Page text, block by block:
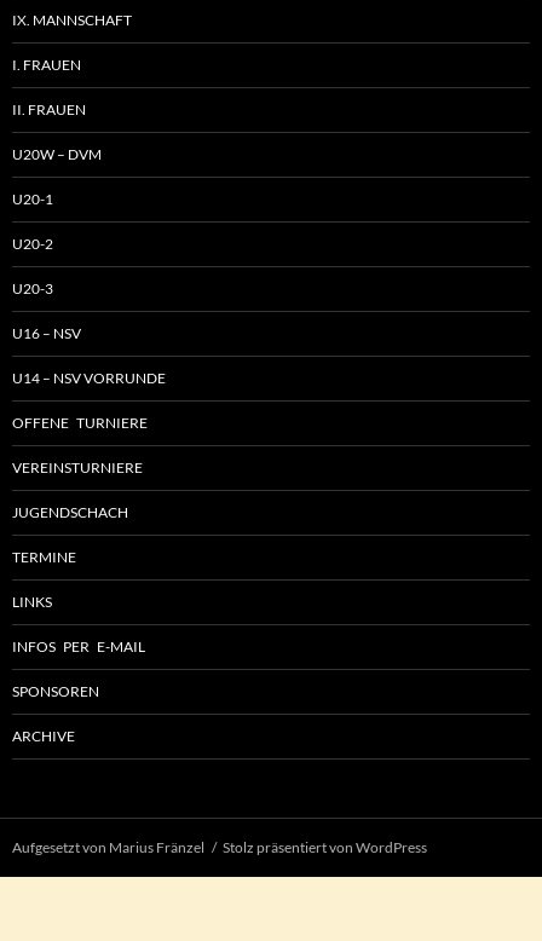
IX. MANNSCHAFT
I. FRAUEN
II. FRAUEN
U20W – DVM
U20-1
U20-2
U20-3
U16 – NSV
U14 – NSV VORRUNDE
OFFENE TURNIERE
VEREINSTURNIERE
JUGENDSCHACH
TERMINE
LINKS
INFOS PER E-MAIL
SPONSOREN
ARCHIVE
Aufgesetzt von Marius Fränzel Stolz präsentiert von WordPress